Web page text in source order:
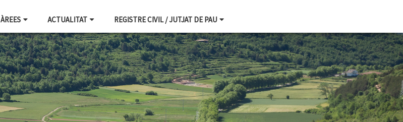
ÀREES ACTUALITAT REGISTRE CIVIL / JUTJAT DE PAU